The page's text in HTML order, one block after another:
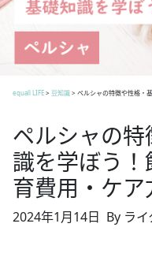
equall LIFE> 豆知識> ペルシャの特徴や性格・
ペルシャの
識を学ぼう
育費用・ケ
2024年1月14日 By ラ